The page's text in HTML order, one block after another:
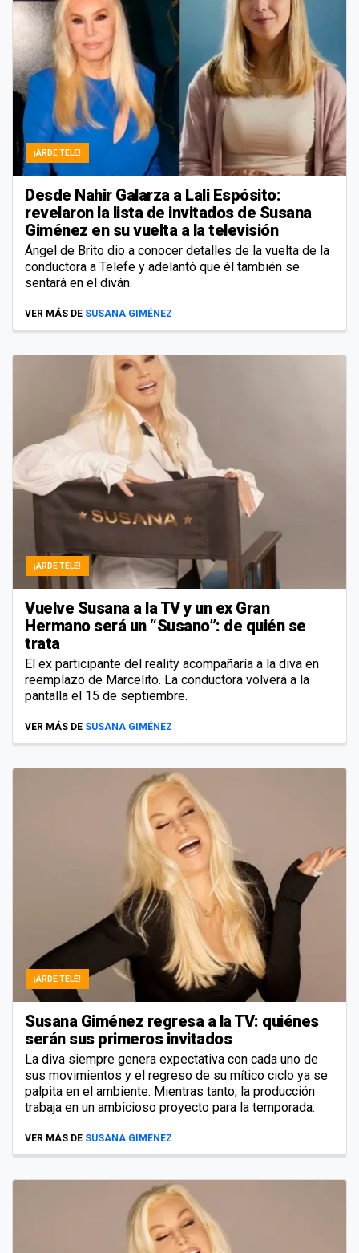
¡ARDE TELE!
Desde Nahir Galarza a Lali Espósito:
revelaron la lista de invitados de Susana
Giménez en su vuelta a la televisión
Ángel de Brito dio a conocer detalles de la vuelta de la
conductora a Telefe y adelantó que él también se
sentará en el diván.
VER MÁS DE SUSANA GIMÉNEZ
¡ARDE TELE!
Vuelve Susana a la TV y un ex Gran
Hermano será un “Susano”: de quién se
trata
El ex participante del reality acompañaría a la diva en
reemplazo de Marcelito. La conductora volverá a la
pantalla el 15 de septiembre.
VER MÁS DE SUSANA GIMÉNEZ
¡ARDE TELE!
Susana Giménez regresa a la TV: quiénes
serán sus primeros invitados
La diva siempre genera expectativa con cada uno de
sus movimientos y el regreso de su mítico ciclo ya se
palpita en el ambiente. Mientras tanto, la producción
trabaja en un ambicioso proyecto para la temporada.
VER MÁS DE SUSANA GIMÉNEZ